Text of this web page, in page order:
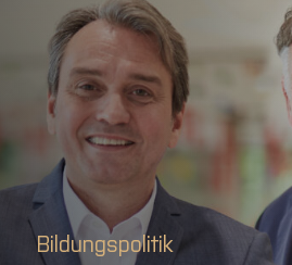
Bildungspolitik